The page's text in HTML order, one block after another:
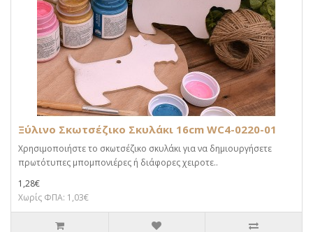
Ξύλινο Σκωτσέζικο Σκυλάκι 16cm WC4-0220-01
Χρησιμοποιήστε το σκωτσέζικο σκυλάκι για να δημιουργήσετε
πρωτότυπες μπομπονιέρες ή διάφορες χειροτε..
1,28€
Χωρίς ΦΠΑ: 1,03€